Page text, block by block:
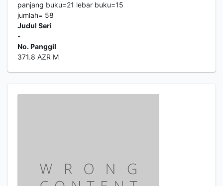
panjang buku=21 lebar buku=15
jumlah= 58
Judul Seri
-
No. Panggil
371.8 AZR M